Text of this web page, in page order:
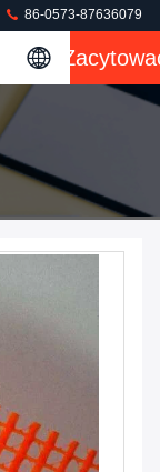
86-0573-87636079